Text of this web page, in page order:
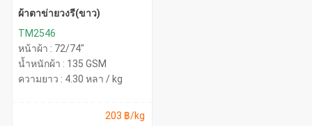
ผ้าตาข่ายวงรี(ขาว)
TM2546
หน้าผ้า : 72/74"
น้ำหนักผ้า : 135 GSM
ความยาว : 4.30 หลา / kg
203 ฿/kg